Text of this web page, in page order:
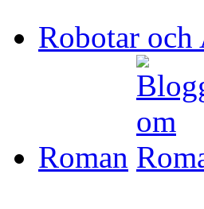
Robotar och
Roman